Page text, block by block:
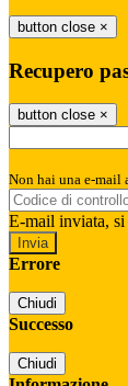
button close ×
Recupero
button close ×
Non hai una e-mail
E-mail inviata, si
Errore
Chiudi
Successo
Chiudi